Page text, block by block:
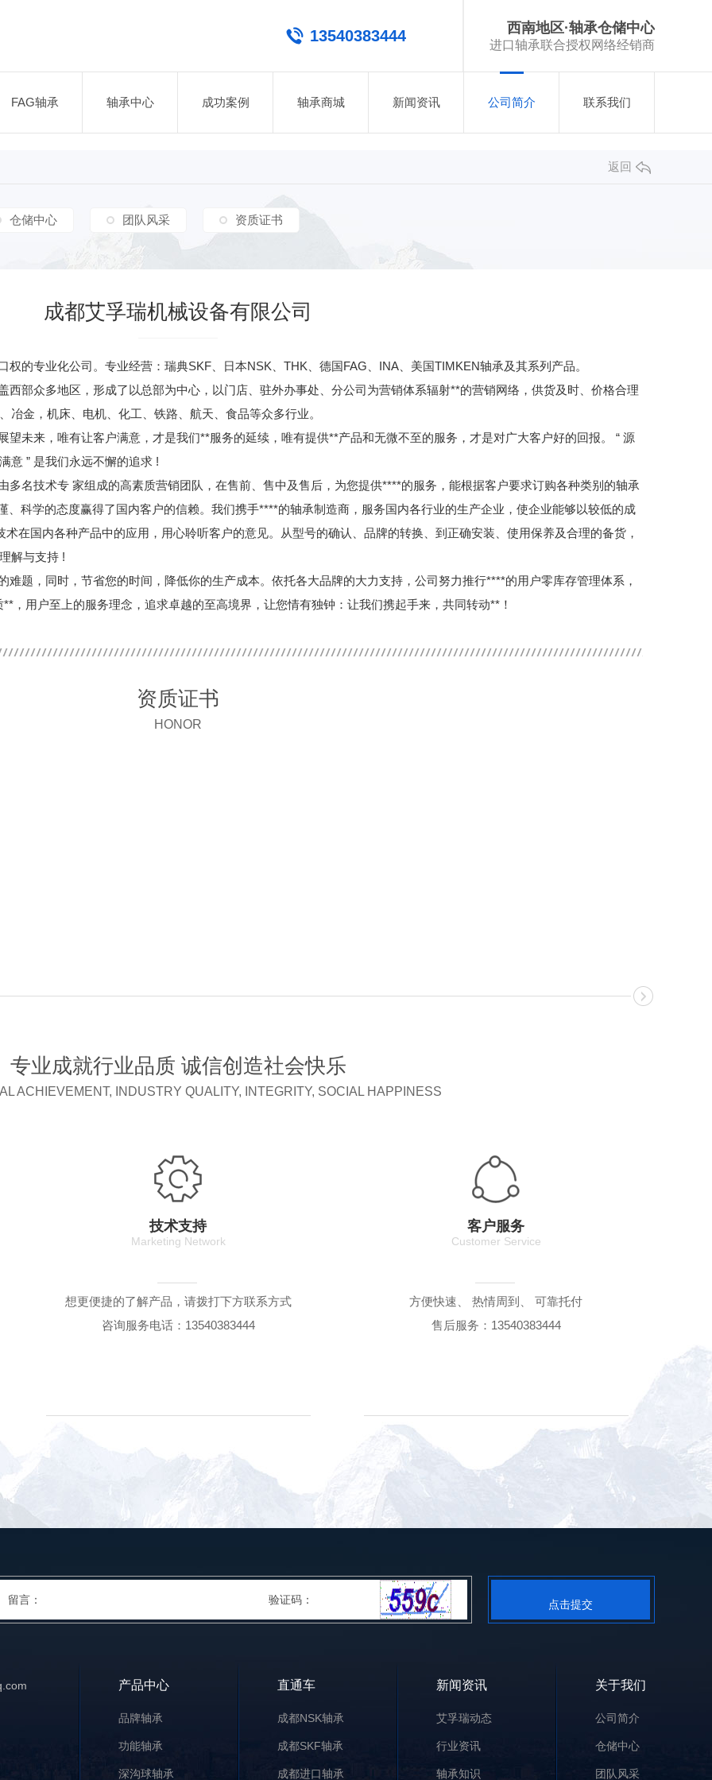
13540383444 西南地区·轴承仓储中心
进口轴承联合授权网络经销商
FAG轴承 轴承中心 成功案例 轴承商城 新闻资讯 公司简介 联系我们
返回
仓储中心 团队风采 资质证书
成都艾孚瑞机械设备有限公司
的专业化公司。专业经营：瑞典SKF、日本NSK、THK、德国FAG、INA、美国TIMKEN轴承及其系列产品。
西部众多地区，形成了以总部为中心，以门店、驻外办事处、分公司为营销体系辐射**的营销网络，供货及时、价格合理
冶金，机床、电机、化工、铁路、航天、食品等众多行业。
望未来，唯有让客户满意，才是我们**服务的延续，唯有提供**产品和无微不至的服务，才是对广大客户好的回报。 “ 源
意 ” 是我们永远不懈的追求 !
多名技术专 家组成的高素质营销团队，在售前、售中及售后，为您提供****的服务，能根据客户要求订购各种类别的轴承
、科学的态度赢得了国内客户的信赖。我们携手****的轴承制造商，服务国内各行业的生产企业，使企业能够以较低的成
在国内各种产品中的应用，用心聆听客户的意见。从型号的确认、品牌的转换、到正确安装、使用保养及合理的备货，
解与支持 !
题，同时，节省您的时间，降低你的生产成本。依托各大品牌的大力支持，公司努力推行****的用户零库存管理体系，
，用户至上的服务理念，追求卓越的至高境界，让您情有独钟：让我们携起手来，共同转动**！
资质证书
HONOR
专业成就行业品质 诚信创造社会快乐
ACHIEVEMENT, INDUSTRY QUALITY, INTEGRITY, SOCIAL HAPPINESS
技术支持
Marketing Network
想更便捷的了解产品，请拨打下方联系方式
咨询服务电话：13540383444
客户服务
Customer Service
方便快速、 热情周到、 可靠托付
售后服务：13540383444
点击提交
产品中心
品牌轴承
功能轴承
深沟球轴承
直通车
成都NSK轴承
成都SKF轴承
成都进口轴承
新闻资讯
艾孚瑞动态
行业资讯
轴承知识
关于我们
公司简介
仓储中心
团队风采